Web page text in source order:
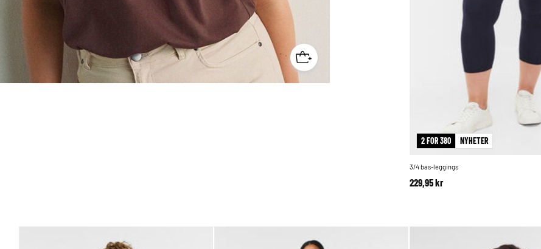
2 FOR 380 NYHETER
3/4 bas-leggings
229,95 kr